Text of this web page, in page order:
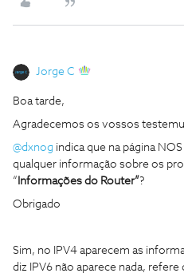
Jorge C
Boa tarde,
Agradecemos os vossos
@dxnog indica que na página
qualquer informação sobre os
“ Informações do Router”?
Obrigado
Sim, no IPV4 aparecem as
diz IPV6 não aparece nada,